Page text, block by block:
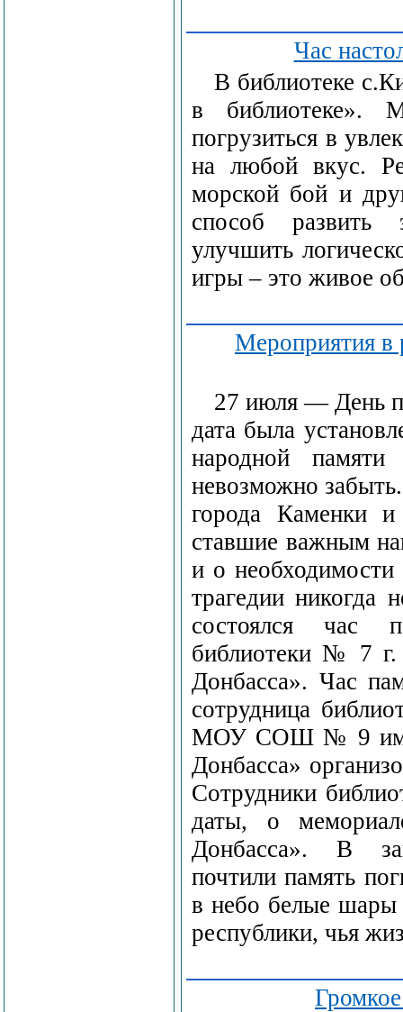
Час
В библиотеке
в библиотеке».
погрузиться в
на любой вкус.
морской бой и
способ развить
улучшить
игры – это живое
Мероприятия в
27 июля — День
дата была
народной
невозможно
города Каменки
ставшие важным
и о
трагедии никогда
состоялся час
библиотеки № 7
Донбасса». Час
сотрудница
МОУ СОШ № 9 им.
Донбасса»
Сотрудники
даты, о
Донбасса». В
почтили память
в небо белые
республики, чья